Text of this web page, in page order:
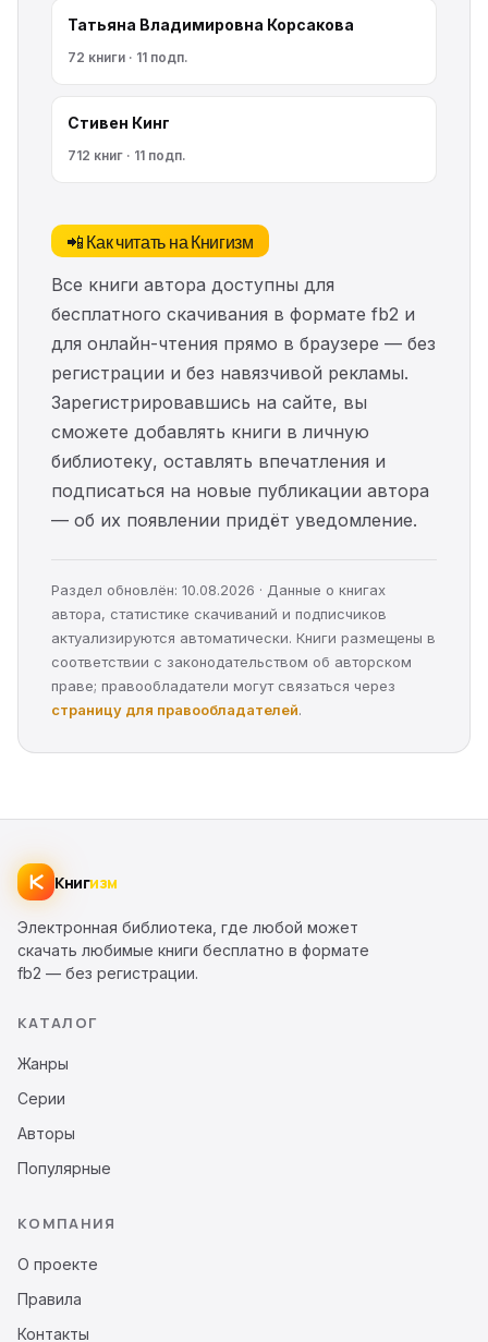
Татьяна Владимировна Корсакова
72 книги · 11 подп.
Стивен Кинг
712 книг · 11 подп.
📲 Как читать на Книгизм
Все книги автора доступны для
бесплатного скачивания в формате fb2 и
для онлайн-чтения прямо в браузере — без
регистрации и без навязчивой рекламы.
Зарегистрировавшись на сайте, вы
сможете добавлять книги в личную
библиотеку, оставлять впечатления и
подписаться на новые публикации автора
— об их появлении придёт уведомление.
Раздел обновлён: 10.08.2026 · Данные о книгах
автора, статистике скачиваний и подписчиков
актуализируются автоматически. Книги размещены в
соответствии с законодательством об авторском
праве; правообладатели могут связаться через
страницу для правообладателей.
Книгизм
Электронная библиотека, где любой может
скачать любимые книги бесплатно в формате
fb2 — без регистрации.
КАТАЛОГ
Жанры
Серии
Авторы
Популярные
КОМПАНИЯ
О проекте
Правила
Контакты